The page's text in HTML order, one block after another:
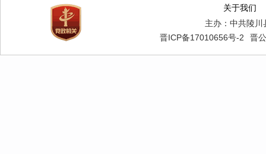
关于我们
主办：中共陵
晋ICP备17010656号-2
晋